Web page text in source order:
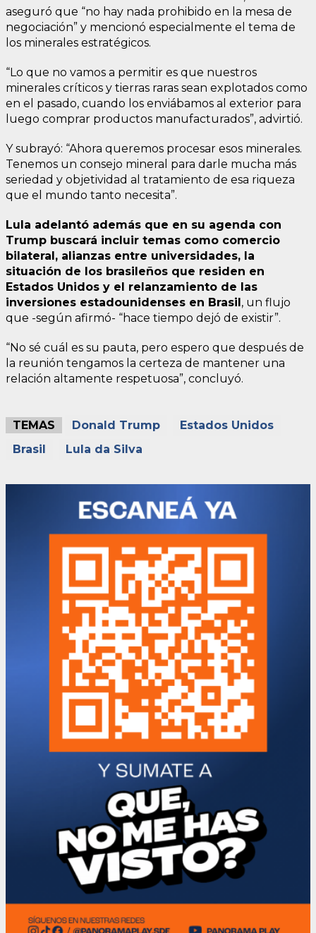
aseguró que “no hay nada prohibido en la mesa de
negociación” y mencionó especialmente el tema de
los minerales estratégicos.
“Lo que no vamos a permitir es que nuestros
minerales críticos y tierras raras sean explotados como
en el pasado, cuando los enviábamos al exterior para
luego comprar productos manufacturados”, advirtió.
Y subrayó: “Ahora queremos procesar esos minerales.
Tenemos un consejo mineral para darle mucha más
seriedad y objetividad al tratamiento de esa riqueza
que el mundo tanto necesita”.
Lula adelantó además que en su agenda con
Trump buscará incluir temas como comercio
bilateral, alianzas entre universidades, la
situación de los brasileños que residen en
Estados Unidos y el relanzamiento de las
inversiones estadounidenses en Brasil, un flujo
que -según afirmó- “hace tiempo dejó de existir”.
“No sé cuál es su pauta, pero espero que después de
la reunión tengamos la certeza de mantener una
relación altamente respetuosa”, concluyó.
TEMAS Donald Trump
Estados Unidos
Brasil
Lula da Silva